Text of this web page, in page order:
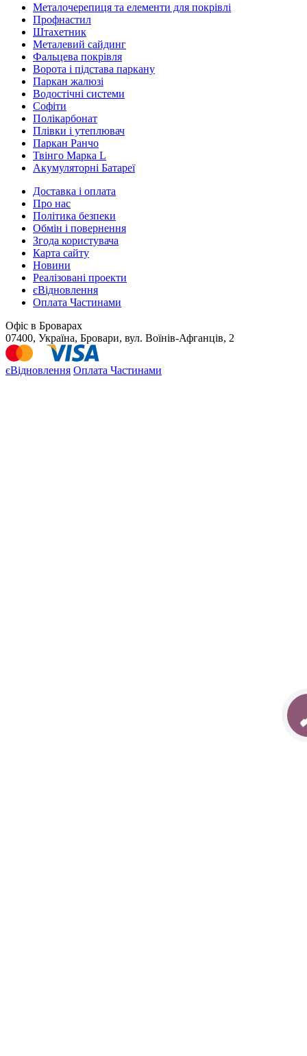
Металочерепиця та елементи для покрівлі
Профнастил
Штахетник
Металевий сайдинг
Фальцева покрівля
Ворота і підстава паркану
Паркан жалюзі
Водостічні системи
Софіти
Полікарбонат
Плівки і утеплювач
Паркан Ранчо
Твінго Марка L
Акумуляторні Батареї
Доставка і оплата
Про нас
Політика безпеки
Обмін і повернення
Згода користувача
Карта сайту
Новини
Реалізовані проекти
єВідновлення
Оплата Частинами
Офіс в Броварах
07400, Україна, Бровари, вул. Воїнів-Афганців, 2
єВідновлення Оплата Частинами